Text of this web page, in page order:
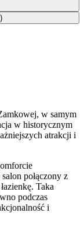
w samym
w historycznym
atrakcji i
połączony z
Taka
podczas
i